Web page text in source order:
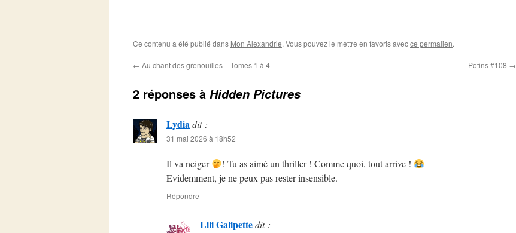
Ce contenu a été publié dans Mon Alexandrie. Vous pouvez le mettre en favoris avecce permalien.
← Au chant des grenouilles – Tomes 1 à 4 Potins #108 →
2 réponses à Hidden Pictures
Lydiadit :
31 mai 2026 à 18h52
Il va neiger
! Tu as aimé un thriller ! Comme quoi, tout arrive !
Evidemment, je ne peux pas rester insensible.
Répondre
Lili Galipettedit :